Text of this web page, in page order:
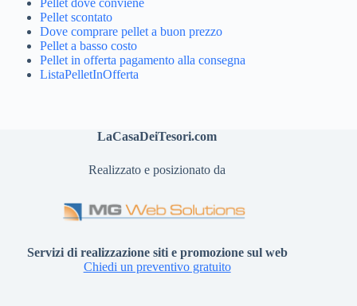
Pellet dove conviene
Pellet scontato
Dove comprare pellet a buon prezzo
Pellet a basso costo
Pellet in offerta pagamento alla consegna
ListaPelletInOfferta
LaCasaDeiTesori.com
Realizzato e posizionato da
Servizi di realizzazione siti e promozione sul web
Chiedi un preventivo gratuito